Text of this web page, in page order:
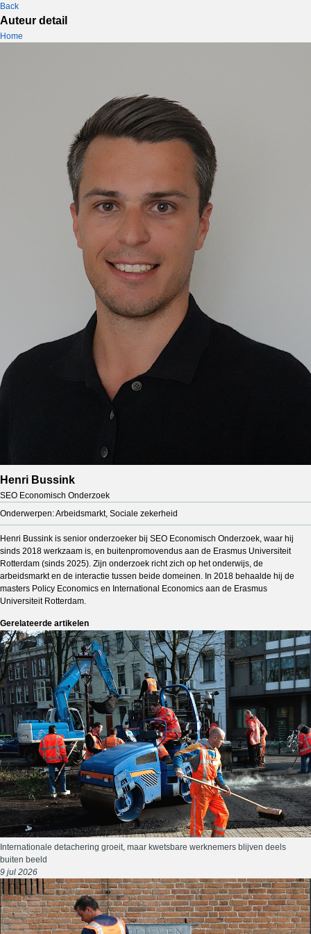
Back
Auteur detail
Home
Henri Bussink
SEO Economisch Onderzoek
Onderwerpen: Arbeidsmarkt, Sociale zekerheid
Henri Bussink is senior onderzoeker bij SEO Economisch Onderzoek, waar hij
sinds 2018 werkzaam is, en buitenpromovendus aan de Erasmus Universiteit
Rotterdam (sinds 2025). Zijn onderzoek richt zich op het onderwijs, de
arbeidsmarkt en de interactie tussen beide domeinen. In 2018 behaalde hij de
masters Policy Economics en International Economics aan de Erasmus
Universiteit Rotterdam.
Gerelateerde artikelen
Internationale detachering groeit, maar kwetsbare werknemers blijven deels
buiten beeld
9 jul 2026